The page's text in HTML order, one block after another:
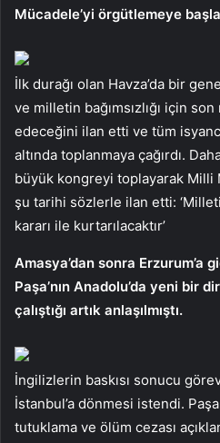
Mücadele’yi örgütlemeye
İlk durağı olan Havza’da bir
ve milletin bağımsızlığı için
edeceğini ilan etti ve tüm
altında toplanmaya çağırdı.
büyük kongreyi toplayarak Milli
şu tarihi sözlerle ilan etti:
kararı ile kurtarılacaktır’
Amasya’dan sonra Erzurum’a
Paşa’nın Anadolu’da yeni bir
çalıştığı artık anlaşılmıştı.
İngilizlerin baskısı sonucu
İstanbul’a dönmesi istendi.
tutuklama ve ölüm cezası